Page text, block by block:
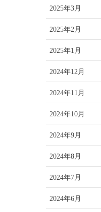
2025年3月
2025年2月
2025年1月
2024年12月
2024年11月
2024年10月
2024年9月
2024年8月
2024年7月
2024年6月